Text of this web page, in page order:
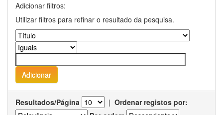
Adicionar filtros:
Utilizar filtros para refinar o resultado da pesquisa.
Resultados/Página | Ordenar registos por: